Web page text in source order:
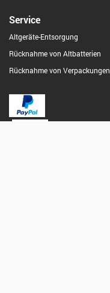
Service
Altgeräte-Entsorgung
Rücknahme von Altbatterien
Rücknahme von Verpackungen